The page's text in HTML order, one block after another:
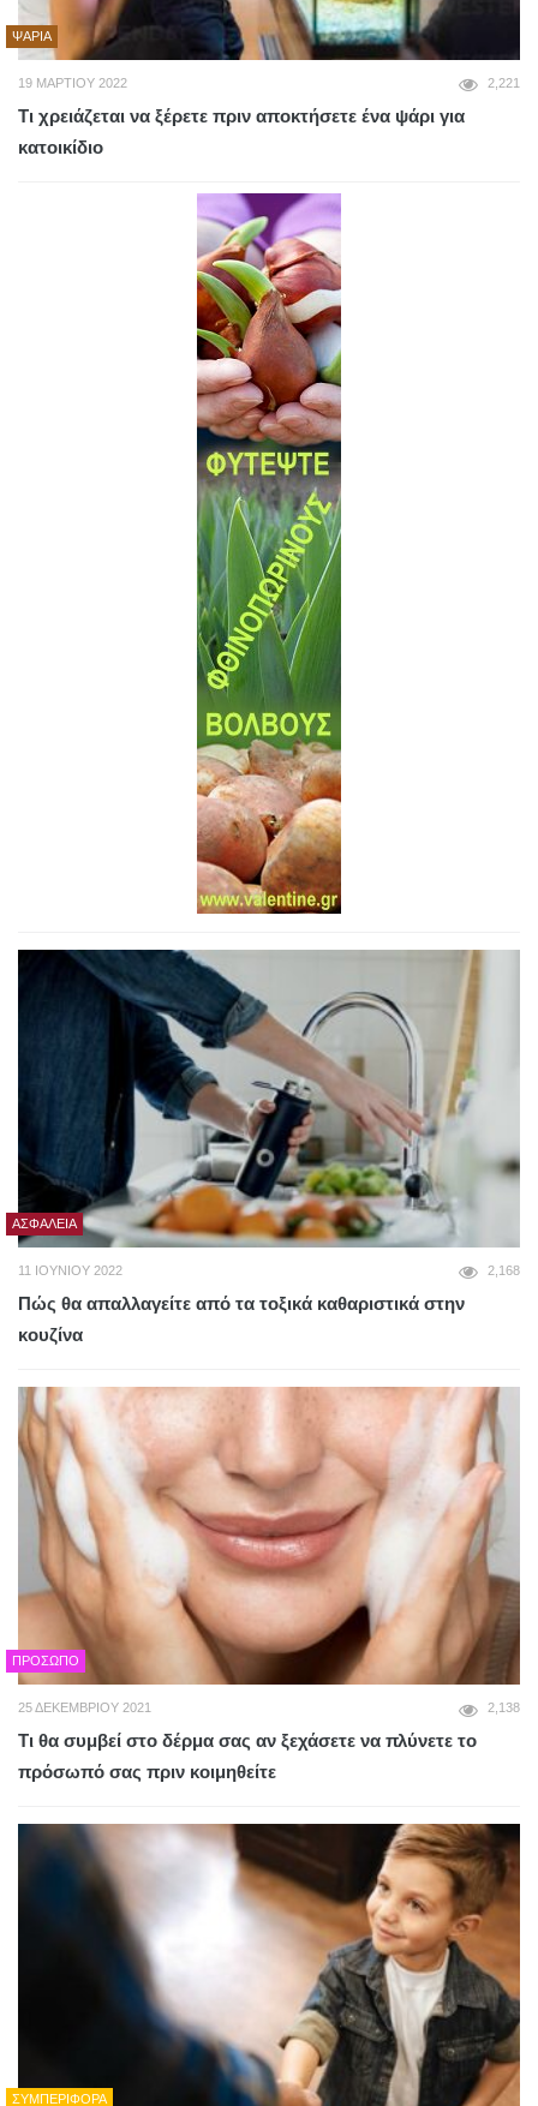
ΨΆΡΙΑ
19 ΜΑΡΤΊΟΥ 2022 2,221
Τι χρειάζεται να ξέρετε πριν αποκτήσετε ένα ψάρι για
κατοικίδιο
ΑΣΦΆΛΕΙΑ
11 ΙΟΥΝΊΟΥ 2022 2,168
Πώς θα απαλλαγείτε από τα τοξικά καθαριστικά στην
κουζίνα
ΠΡΌΣΩΠΟ
25 ΔΕΚΕΜΒΡΊΟΥ 2021 2,138
Τι θα συμβεί στο δέρμα σας αν ξεχάσετε να πλύνετε το
πρόσωπό σας πριν κοιμηθείτε
ΣΥΜΠΕΡΙΦΟΡΆ